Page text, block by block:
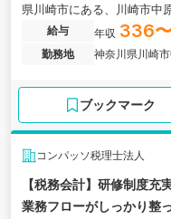
県川崎市にある、川崎市中
理士事務所の求人です。
給与 年収 336
勤務地
神奈川県川崎
ブックマーク
コンパッソ税理士法人
【税務会計】研修制度充
業務フローがしっかり整